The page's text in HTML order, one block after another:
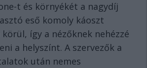
t és környékét a nagydíj
eső komoly káoszt
így a nézőknek nehézzé
a helyszínt. A szervezők a
után nemes